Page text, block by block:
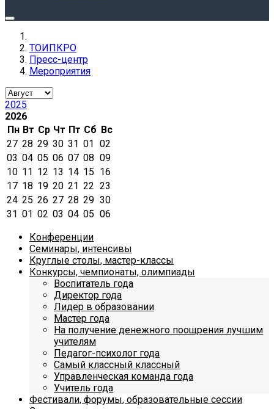
ТОИПКРО
Пресс-центр
Мероприятия
2025
2026
Пн Вт Ср Чт Пт Сб Вс
27 28 29 30 31 01 02
03 04 05 06 07 08 09
10 11 12 13 14 15 16
17 18 19 20 21 22 23
24 25 26 27 28 29 30
31 01 02 03 04 05 06
Конференции
Семинары, интенсивы
Круглые столы, мастер-классы
Конкурсы, чемпионаты, олимпиады
Воспитатель года
Директор года
Лидер в образовании
Мастер года
На получение денежного поощрения лучшим
учителям
Педагог-психолог года
Самый классный классный
Управленческая команда года
Учитель года
Фестивали, форумы, образовательные сессии